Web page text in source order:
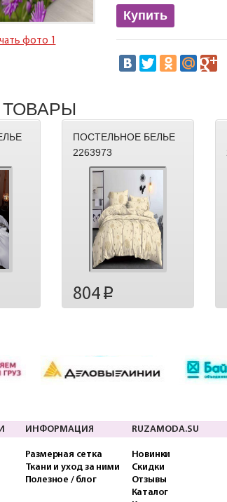
фото 1
Купить
ПОСТЕЛЬНОЕ БЕЛЬЕ
2263973
804p
ИНФОРМАЦИЯ
Размерная сетка
Ткани и уход за ними
Полезное / блог
RUZAMODA.SU
Новинки
Скидки
Отзывы
Каталог